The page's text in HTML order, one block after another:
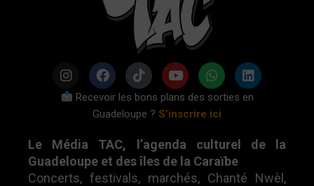
I
n
s
g
r
a
F
a
c
e
o
o
k
T
i
k
t
k
Y
o
u
t
b
e
W
h
a
t
a
p
p
L
i
n
d
Recevoir les bons plans des sorties en
Guadeloupe ? S’inscrire ici
Le Média TAC, l’agenda culturel de la
Guadeloupe et des îles de la Caraïbe
Concerts, festivals, marchés, Chanté Nwèl,